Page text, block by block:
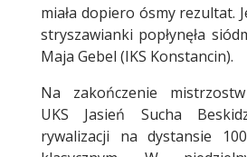
miała dopiero ósmy rezultat.
stryszawianki popłynęła
Maja Gebel (IKS Konstancin).
Na zakończenie
UKS Jasień Sucha
rywalizacji na dystansie